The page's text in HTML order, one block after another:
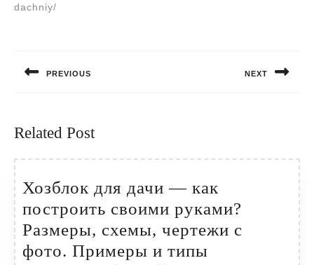
dachniy/
записям
PREVIOUS NEXT
Related Post
Хозблок для дачи — как
построить своими руками?
Размеры, схемы, чертежи с
фото. Примеры и типы